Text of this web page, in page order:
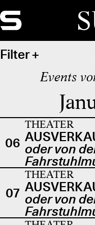
Filter
Events
06
THEATER
oder von
07
THEATER
oder von